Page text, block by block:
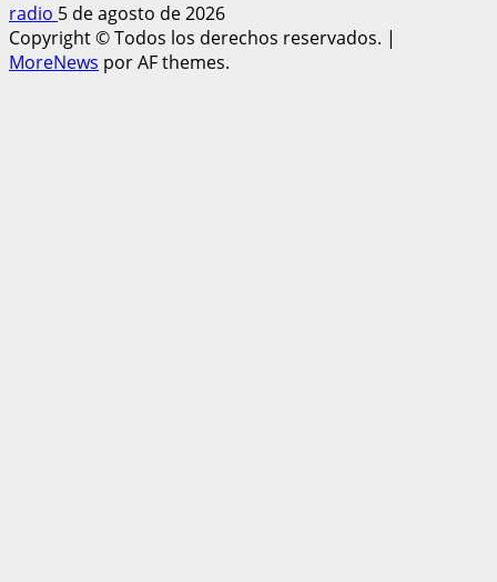
radio 5 de agosto de 2026
Copyright © Todos los derechos reservados. |
MoreNews por AF themes.